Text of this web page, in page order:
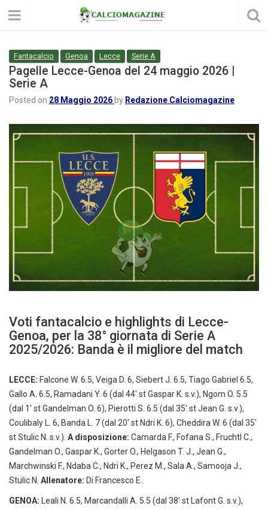
Fantacalcio Genoa Lecce Serie A
Pagelle Lecce-Genoa del 24 maggio 2026 |
Serie A
Posted on 28 Maggio 2026 by Redazione Calciomagazine
Voti fantacalcio e highlights di Lecce-
Genoa, per la 38° giornata di Serie A
2025/2026: Banda è il migliore del match
LECCE: Falcone W. 6.5, Veiga D. 6, Siebert J. 6.5, Tiago Gabriel 6.5,
Gallo A. 6.5, Ramadani Y. 6 (dal 44′ st Gaspar K. s.v.), Ngom O. 5.5
(dal 1′ st Gandelman O. 6), Pierotti S. 6.5 (dal 35′ st Jean G. s.v.),
Coulibaly L. 6, Banda L. 7 (dal 20′ st Ndri K. 6), Cheddira W. 6 (dal 35′
st Stulic N. s.v.). A disposizione: Camarda F., Fofana S., Fruchtl C.,
Gandelman O., Gaspar K., Gorter O., Helgason T. J., Jean G.,
Marchwinski F., Ndaba C., Ndri K., Perez M., Sala A., Samooja J.,
Stulic N. Allenatore: Di Francesco E..
GENOA: Leali N. 6.5, Marcandalli A. 5.5 (dal 38′ st Lafont G. s.v.),